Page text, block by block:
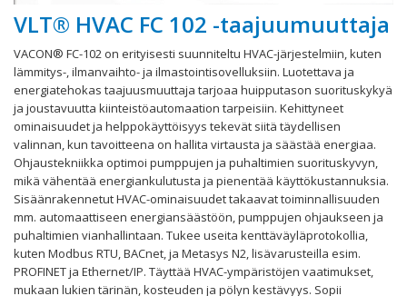
VLT® HVAC FC 102 -taajuumuuttaja
VACON® FC-102 on erityisesti suunniteltu HVAC-järjestelmiin, kuten
lämmitys-, ilmanvaihto- ja ilmastointisovelluksiin. Luotettava ja
energiatehokas taajuusmuuttaja tarjoaa huipputason suorituskykyä
ja joustavuutta kiinteistöautomaation tarpeisiin. Kehittyneet
ominaisuudet ja helppokäyttöisyys tekevät siitä täydellisen
valinnan, kun tavoitteena on hallita virtausta ja säästää energiaa.
Ohjaustekniikka optimoi pumppujen ja puhaltimien suorituskyvyn,
mikä vähentää energiankulutusta ja pienentää käyttökustannuksia.
Sisäänrakennetut HVAC-ominaisuudet takaavat toiminnallisuuden
mm. automaattiseen energiansäästöön, pumppujen ohjaukseen ja
puhaltimien vianhallintaan. Tukee useita kenttäväyläprotokollia,
kuten Modbus RTU, BACnet, ja Metasys N2, lisävarusteilla esim.
PROFINET ja Ethernet/IP. Täyttää HVAC-ympäristöjen vaatimukset,
mukaan lukien tärinän, kosteuden ja pölyn kestävyys. Sopii